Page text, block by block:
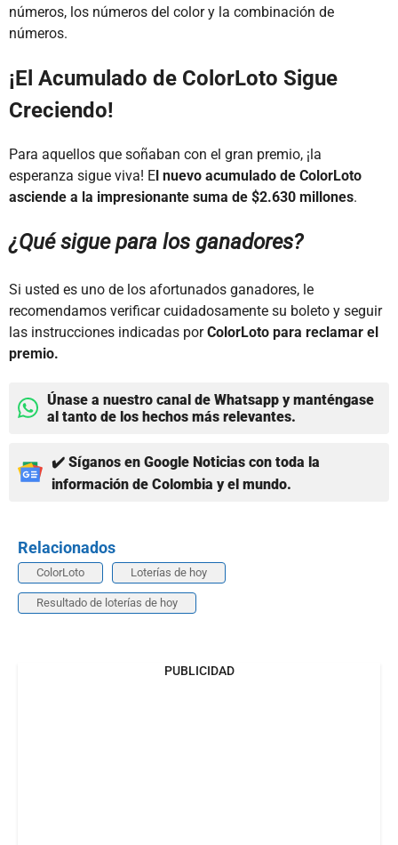
números, los números del color y la combinación de
números.
¡El Acumulado de ColorLoto Sigue
Creciendo!
Para aquellos que soñaban con el gran premio, ¡la
esperanza sigue viva! El nuevo acumulado de ColorLoto
asciende a la impresionante suma de $2.630 millones.
¿Qué sigue para los ganadores?
Si usted es uno de los afortunados ganadores, le
recomendamos verificar cuidadosamente su boleto y seguir
las instrucciones indicadas porColorLoto para reclamar el
premio.
Únase a nuestro canal de Whatsapp y manténgase
al tanto de los hechos más relevantes.
✔️ Síganos en Google Noticias con toda la
información de Colombia y el mundo.
Relacionados
ColorLoto Loterías de hoy
Resultado de loterías de hoy
PUBLICIDAD